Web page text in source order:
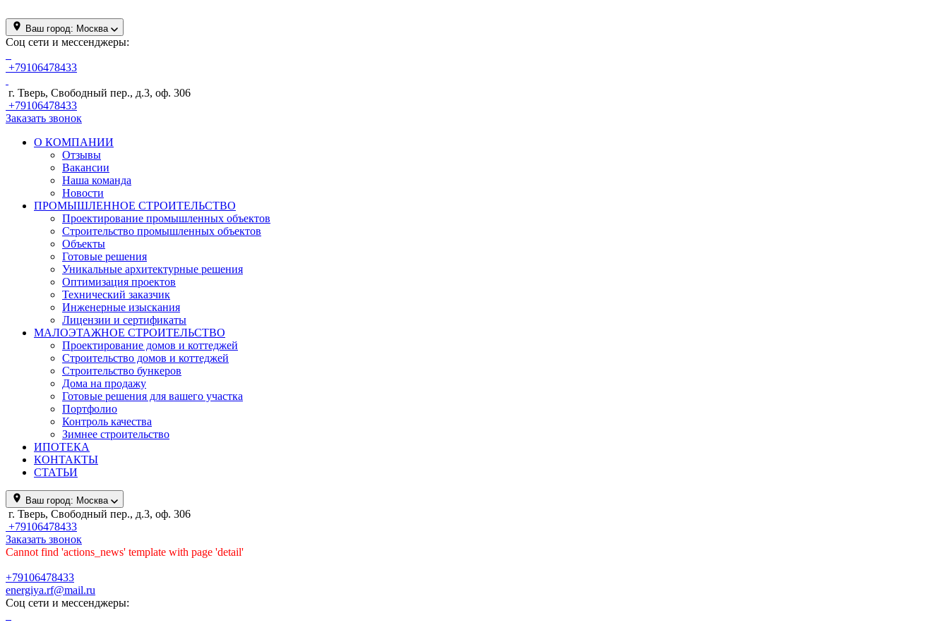
Ваш город: Москва
Соц сети и мессенджеры:
+79106478433
г. Тверь, Свободный пер., д.3, оф. 306
+79106478433
Заказать звонок
О КОМПАНИИ
Отзывы
Вакансии
Наша команда
Новости
ПРОМЫШЛЕННОЕ СТРОИТЕЛЬСТВО
Проектирование промышленных объектов
Строительство промышленных объектов
Объекты
Готовые решения
Уникальные архитектурные решения
Оптимизация проектов
Технический заказчик
Инженерные изыскания
Лицензии и сертификаты
МАЛОЭТАЖНОЕ СТРОИТЕЛЬСТВО
Проектирование домов и коттеджей
Строительство домов и коттеджей
Строительство бункеров
Дома на продажу
Готовые решения для вашего участка
Портфолио
Контроль качества
Зимнее строительство
ИПОТЕКА
КОНТАКТЫ
СТАТЬИ
Ваш город: Москва
г. Тверь, Свободный пер., д.3, оф. 306
+79106478433
Заказать звонок
Cannot find 'actions_news' template with page 'detail'
+79106478433
energiya.rf@mail.ru
Соц сети и мессенджеры: